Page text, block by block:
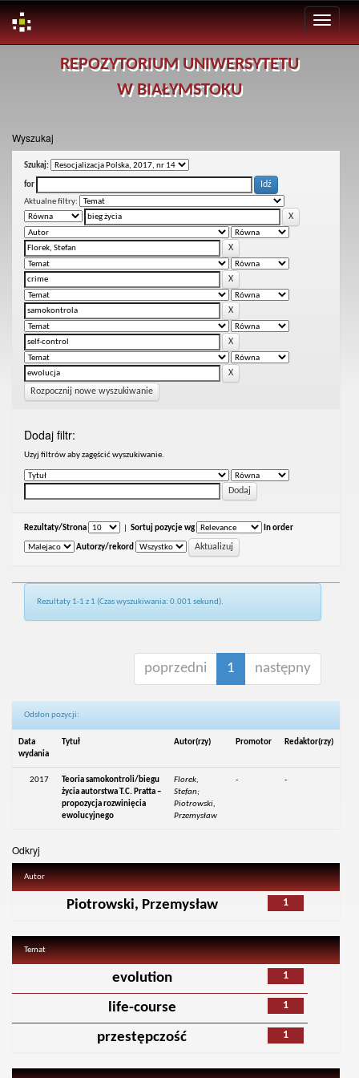
REPOZYTORIUM UNIWERSYTETU
W BIAŁYMSTOKU
Wyszukaj
Szukaj:
for
Aktualne filtry:
Rozpocznij nowe wyszukiwanie
Dodaj filtr:
Uzyj filtrów aby zagęścić wyszukiwanie.
Rezultaty/Strona Sortuj pozycje wg In order
Autorzy/rekord
Rezultaty 1-1 z 1 (Czas wyszukiwania: 0.001 sekund).
poprzedni 1 następny
Odsłon pozycji:
Data
wydania
Tytuł Autor(rzy) Promotor Redaktor(rzy)
2017
Teoria samokontroli/biegu
życia autorstwa T.C. Pratta –
propozycja rozwinięcia
ewolucyjnego
Florek,
Stefan;
Piotrowski,
Przemysław
- -
Odkryj
Autor
1
Piotrowski, Przemysław
Temat
1
evolution
1
life-course
1
przestępczość